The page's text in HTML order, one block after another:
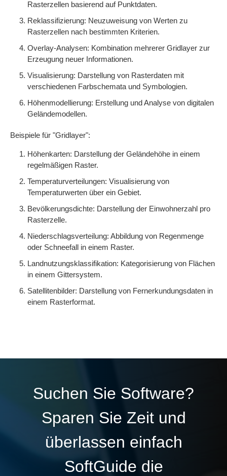
Rasterzellen basierend auf Punktdaten.
Reklassifizierung: Neuzuweisung von Werten zu
Rasterzellen nach bestimmten Kriterien.
Overlay-Analysen: Kombination mehrerer Gridlayer zur
Erzeugung neuer Informationen.
Visualisierung: Darstellung von Rasterdaten mit
verschiedenen Farbschemata und Symbologien.
Höhenmodellierung: Erstellung und Analyse von digitalen
Geländemodellen.
Beispiele für "Gridlayer":
Höhenkarten: Darstellung der Geländehöhe in einem
regelmäßigen Raster.
Temperaturverteilungen: Visualisierung von
Temperaturwerten über ein Gebiet.
Bevölkerungsdichte: Darstellung der Einwohnerzahl pro
Rasterzelle.
Niederschlagsverteilung: Abbildung von Regenmenge
oder Schneefall in einem Raster.
Landnutzungsklassifikation: Kategorisierung von Flächen
in einem Gittersystem.
Satellitenbilder: Darstellung von Fernerkundungsdaten in
einem Rasterformat.
Suchen Sie Software?
Sparen Sie Zeit und
überlassen einfach
SoftGuide die